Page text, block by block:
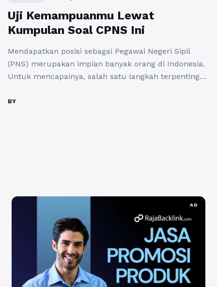
Uji Kemampuanmu Lewat
Kumpulan Soal CPNS Ini
Mendapatkan posisi sebagai Pegawai Negeri Sipil
(PNS) merupakan impian banyak orang di Indonesia.
Untuk mencapainya, salah satu langkah terpenting
Sipil). Dalam persiapan menghadapi ujian ini, salah
BY
AD